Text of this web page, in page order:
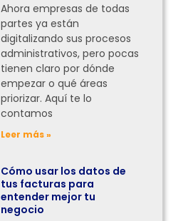
Ahora empresas de todas
partes ya están
digitalizando sus procesos
administrativos, pero pocas
tienen claro por dónde
empezar o qué áreas
priorizar. Aquí te lo
contamos
Leer más »
Cómo usar los datos de
tus facturas para
entender mejor tu
negocio